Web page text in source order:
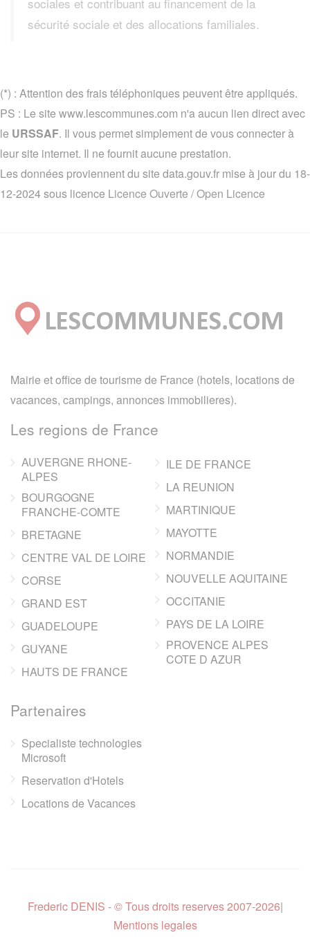
sécurité sociale et des allocations familiales.
(*) : Attention des frais téléphoniques peuvent être appliqués.
PS : Le site www.lescommunes.com n'a aucun lien direct avec
le URSSAF. Il vous permet simplement de vous connecter à
leur site internet. Il ne fournit aucune prestation.
Les données proviennent du site data.gouv.fr mise à jour du 18-
12-2024 sous licence Licence Ouverte / Open Licence
Mairie et office de tourisme de France (hotels, locations de
vacances, campings, annonces immobilieres).
Les regions de France
AUVERGNE RHONE-
ALPES
BOURGOGNE
FRANCHE-COMTE
BRETAGNE
CENTRE VAL DE LOIRE
CORSE
GRAND EST
GUADELOUPE
GUYANE
HAUTS DE FRANCE
ILE DE FRANCE
LA REUNION
MARTINIQUE
MAYOTTE
NORMANDIE
NOUVELLE AQUITAINE
OCCITANIE
PAYS DE LA LOIRE
PROVENCE ALPES
COTE D AZUR
Partenaires
Specialiste technologies
Microsoft
Reservation d'Hotels
Locations de Vacances
Frederic DENIS - © Tous droits reserves 2007-2026|
Mentions legales